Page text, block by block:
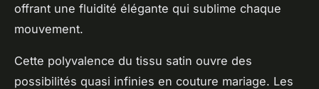
offrant une fluidité élégante qui sublime chaque
mouvement.
Cette polyvalence du tissu satin ouvre des
possibilités quasi infinies en couture mariage. Les